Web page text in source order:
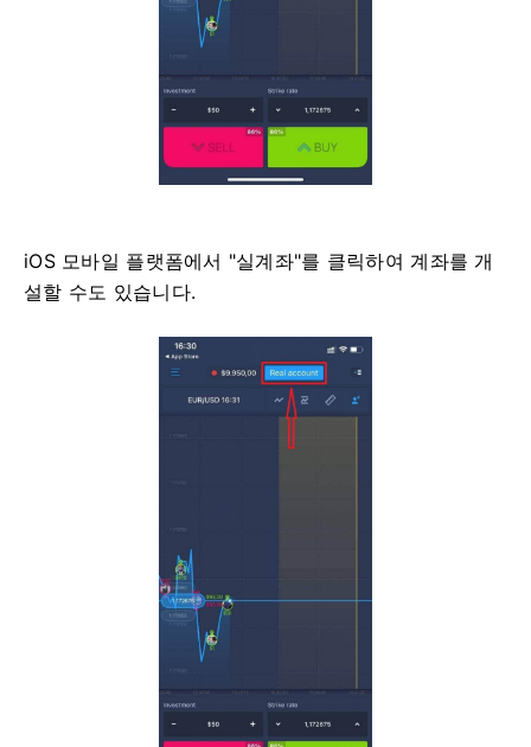
iOS 모바일 플랫폼에서 "실계좌"를 클릭하여 계좌를 개
설할 수도 있습니다.